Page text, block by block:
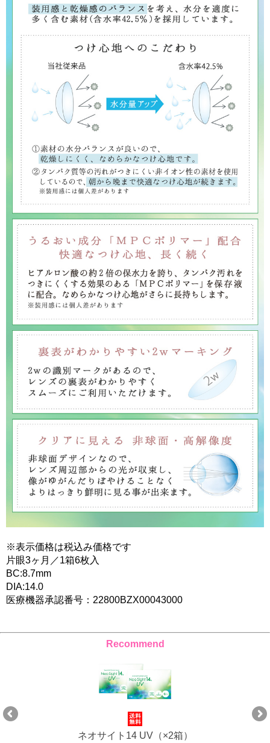
※表示価格は税込み価格です
片眼3ヶ月／1箱6枚入
BC:8.7mm
DIA:14.0
医療機器承認番号：22800BZX00043000
Recommend
ネオサイト14 UV（×2箱）